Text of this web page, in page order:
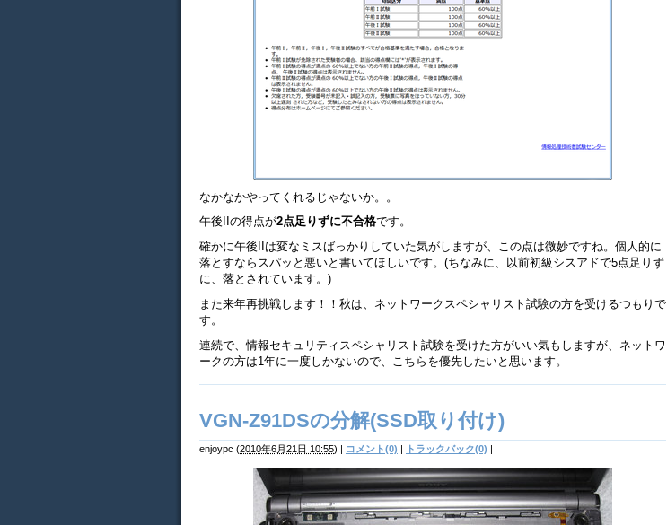
なかなかやってくれるじゃないか。。
午後IIの得点が2点足りずに不合格です。
確かに午後IIは変なミスばっかりしていた気がしますが、この点は微妙ですね。個人的に
落とすならスパッと悪いと書いてほしいです。(ちなみに、以前初級シスアドで5点足りず
に、落とされています。)
また来年再挑戦します！！秋は、ネットワークスペシャリスト試験の方を受けるつもりで
す。
連続で、情報セキュリティスペシャリスト試験を受けた方がいい気もしますが、ネットワ
ークの方は1年に一度しかないので、こちらを優先したいと思います。
VGN-Z91DSの分解(SSD取り付け)
enjoypc (2010年6月21日 10:55) | コメント(0) | トラックバック(0) |